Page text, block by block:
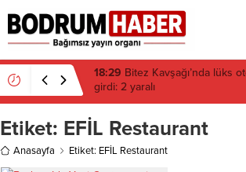
18:29 Bitez Kavşağı’nda lüks
girdi: 2 yaralı
Etiket: EFİL Restaurant
Anasayfa Etiket: EFİL Restaurant